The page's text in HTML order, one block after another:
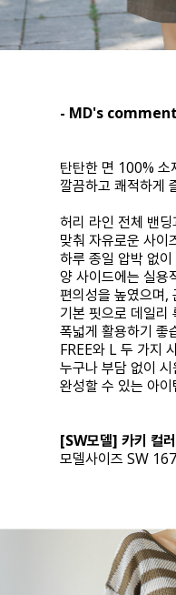
- MD's
탄탄한 면 100% 소
깔끔하고 쾌적하게
허리 라인 전체 밴
맞춰 자유로운 사이
하루 종일 압박 없
양 사이드에는 실용
편의성을 높였으며,
기본 핏으로 데일리
폭넓게 활용하기 좋
FREE와 L 두 가지
누구나 부담 없이
완성할 수 있는 아이
[SW모델] 카키 컬
모델사이즈 SW